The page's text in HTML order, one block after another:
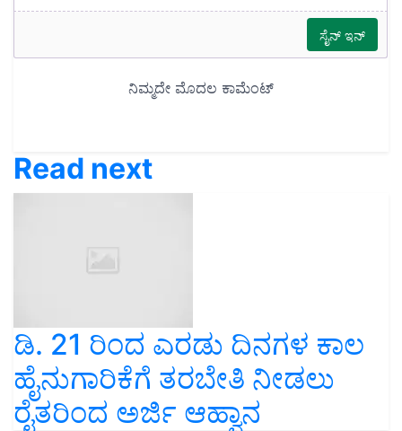
Read next
ಡಿ. 21 ರಿಂದ ಎರಡು ದಿನಗಳ ಕಾಲ
ಹೈನುಗಾರಿಕೆಗೆ ತರಬೇತಿ ನೀಡಲು
ರೈತರಿಂದ ಅರ್ಜಿ ಆಹ್ವಾನ